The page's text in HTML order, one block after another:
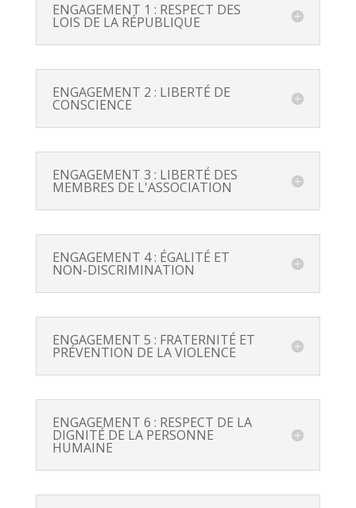
ENGAGEMENT 1 : RESPECT DES
LOIS DE LA RÉPUBLIQUE
ENGAGEMENT 2 : LIBERTÉ DE
CONSCIENCE
ENGAGEMENT 3 : LIBERTÉ DES
MEMBRES DE L'ASSOCIATION
ENGAGEMENT 4 : ÉGALITÉ ET
NON-DISCRIMINATION
ENGAGEMENT 5 : FRATERNITÉ ET
PRÉVENTION DE LA VIOLENCE
ENGAGEMENT 6 : RESPECT DE LA
DIGNITÉ DE LA PERSONNE
HUMAINE